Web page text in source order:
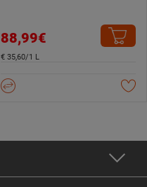
88,99€
€ 35,60/1 L